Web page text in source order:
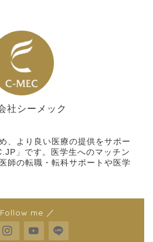
社シーメック
、より良い医療の提供をサポー
」です。医学生へのマッチン
師の転職・転科サポートや医学
me ／